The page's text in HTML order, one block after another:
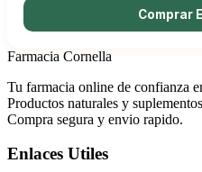
Comprar
Farmacia Cornella
Tu farmacia online de confianza
Productos naturales y
Compra segura y envio rapido.
Enlaces Utiles